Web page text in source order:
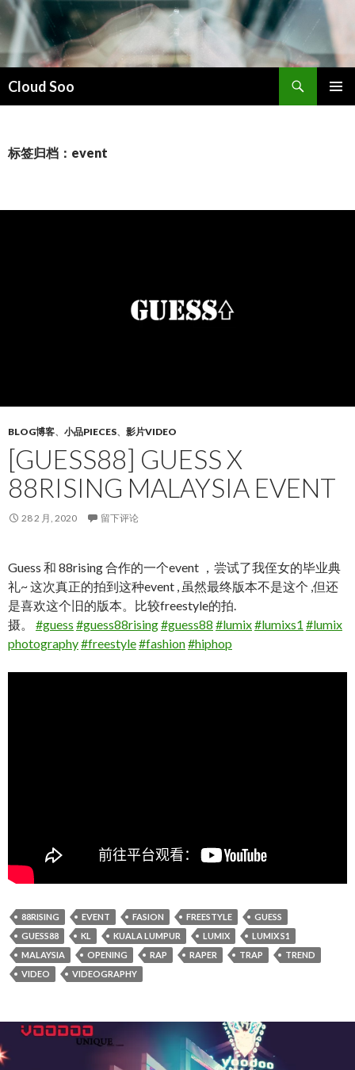
Cloud Soo
索
文
标签归档：event
BLOG博客、 小品PIECES、 影片VIDEO
[GUESS88] GUESS X
88RISING MALAYSIA EVENT
28 2 月, 2020 留下评论
Guess 和 88rising 合作的一个event ，尝试了我侄女的毕业典
礼~ 这次真正的拍到这种event , 虽然最终版本不是这个 ,但还
是喜欢这个旧的版本。比较freestyle的拍.
摄。 #guess #guess88rising#guess88 #lumix#lumixs1 #lumix
photography#freestyle#fashion#hiphop
88RISING EVENT FASION FREESTYLE
GUESS
GUESS88
KL KUALA LUMPUR LUMIX
LUMIX S1
MALAYSIA
OPENING RAP RAPER TRAP
TREND
VIDEO
VIDEOGRAPHY